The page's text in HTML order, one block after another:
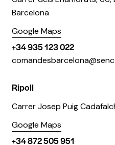
Barcelona
Google Maps
+34 935 123 022
Ripoll
Carrer Josep Puig
Google Maps
+34 872 505 951